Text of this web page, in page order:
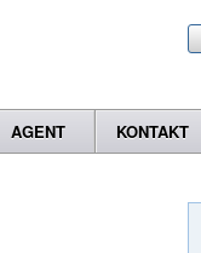
AGENT KONTAKT